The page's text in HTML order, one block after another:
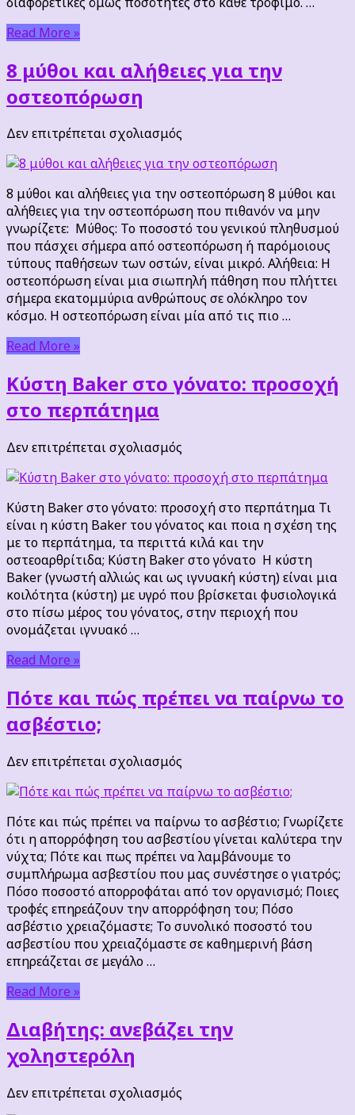
Read More »
8 μύθοι και αλήθειες για την
οστεοπόρωση
Δεν επιτρέπεται σχολιασμός
μύθοι
αλήθειες
για
την
οστεοπόρωση
8 μύθοι και αλήθειες για την οστεοπόρωση 8 μύθοι και
αλήθειες για την οστεοπόρωση που πιθανόν να μην
γνωρίζετε: Μύθος: Το ποσοστό του γενικού πληθυσμού
που πάσχει σήμερα από οστεοπόρωση ή παρόμοιους
τύπους παθήσεων των οστών, είναι μικρό. Αλήθεια: Η
οστεοπόρωση είναι μια σιωπηλή πάθηση που πλήττει
σήμερα εκατομμύρια ανθρώπους σε ολόκληρο τον
κόσμο. Η οστεοπόρωση είναι μία από τις πιο …
Read More »
Κύστη Baker στο γόνατο: προσοχή
στο περπάτημα
Δεν επιτρέπεται σχολιασμός
Baker
γόνατο:
προσοχή
στο
περπάτημα
Κύστη Baker στο γόνατο: προσοχή στο περπάτημα Τι
είναι η κύστη Baker του γόνατος και ποια η σχέση της
με το περπάτημα, τα περιττά κιλά και την
οστεοαρθρίτιδα; Κύστη Baker στο γόνατο Η κύστη
Baker (γνωστή αλλιώς και ως ιγνυακή κύστη) είναι μια
κοιλότητα (κύστη) με υγρό που βρίσκεται φυσιολογικά
στο πίσω μέρος του γόνατος, στην περιοχή που
ονομάζεται ιγνυακό …
Read More »
Πότε και πώς πρέπει να παίρνω το
ασβέστιο;
Δεν επιτρέπεται σχολιασμός
και
πρέπει
να
παίρνω
το
ασβέστιο;
Πότε και πώς πρέπει να παίρνω το ασβέστιο; Γνωρίζετε
ότι η απορρόφηση του ασβεστίου γίνεται καλύτερα την
νύχτα; Πότε και πως πρέπει να λαμβάνουμε το
συμπλήρωμα ασβεστίου που μας συνέστησε ο γιατρός;
Πόσο ποσοστό απορροφάται από τον οργανισμό; Ποιες
τροφές επηρεάζουν την απορρόφηση του; Πόσο
ασβέστιο χρειαζόμαστε; Το συνολικό ποσοστό του
ασβεστίου που χρειαζόμαστε σε καθημερινή βάση
επηρεάζεται σε μεγάλο …
Read More »
Διαβήτης: ανεβάζει την
χοληστερόλη
Δεν επιτρέπεται σχολιασμός